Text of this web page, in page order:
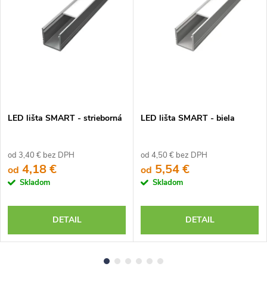
LED lišta SMART - strieborná
od 3,40 € bez DPH
od 4,18 €
Skladom
DETAIL
LED lišta SMART - biela
od 4,50 € bez DPH
od 5,54 €
Skladom
DETAIL